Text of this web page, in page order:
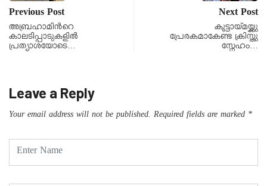
Previous Post
അബ്രഹാമിന്‍റെ
കാലടിപ്പാടുകളിൽ
പ്രത്യാശയോടെ…
Next Post
കൂട്ടായ്മയ്ക്കു
പ്രേരകമാകേണ്ട ക്രിസ്തു
സ്നേഹം…
Leave a Reply
Your email address will not be published. Required fields are marked *